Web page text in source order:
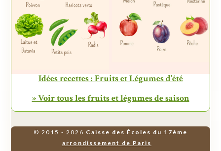
Idées recettes : Fruits et Légumes d’été
» Voir tous les fruits et légumes de saison
© 2015 - 2026 Caisse des Écoles du 17ème
arrondissement de Paris